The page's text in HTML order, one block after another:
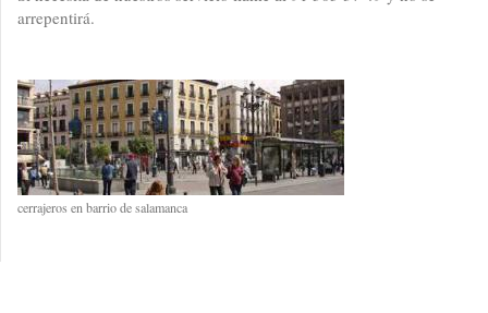
arrepentirá.
cerrajeros en barrio de salamanca